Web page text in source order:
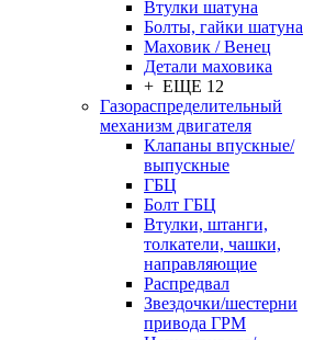
Втулки шатуна
Болты, гайки шатуна
Маховик / Венец
Детали маховика
+ ЕЩЕ 12
Газораспределительный
механизм двигателя
Клапаны впускные/
выпускные
ГБЦ
Болт ГБЦ
Втулки, штанги,
толкатели, чашки,
направляющие
Распредвал
Звездочки/шестерни
привода ГРМ